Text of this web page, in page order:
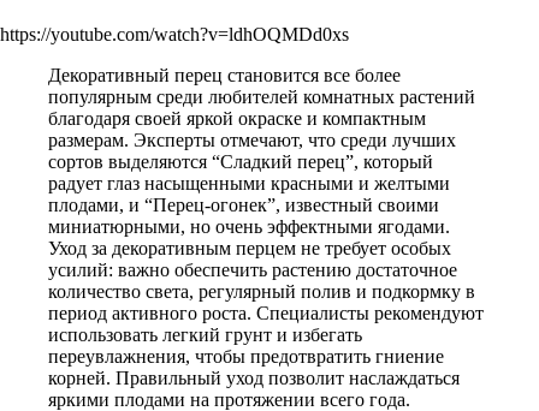
https://youtube.com/watch?v=ldhOQMDd0xs
Декоративный перец становится все более
популярным среди любителей комнатных растений
благодаря своей яркой окраске и компактным
размерам. Эксперты отмечают, что среди лучших
сортов выделяются “Сладкий перец”, который
радует глаз насыщенными красными и желтыми
плодами, и “Перец-огонек”, известный своими
миниатюрными, но очень эффектными ягодами.
Уход за декоративным перцем не требует особых
усилий: важно обеспечить растению достаточное
количество света, регулярный полив и подкормку в
период активного роста. Специалисты рекомендуют
использовать легкий грунт и избегать
переувлажнения, чтобы предотвратить гниение
корней. Правильный уход позволит наслаждаться
яркими плодами на протяжении всего года.